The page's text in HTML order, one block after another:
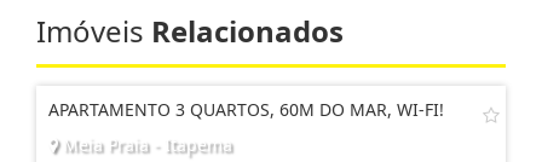
Imóveis Relacionados
APARTAMENTO 3 QUARTOS, 60M DO MAR, WI-FI!
Meia Praia - Itapema